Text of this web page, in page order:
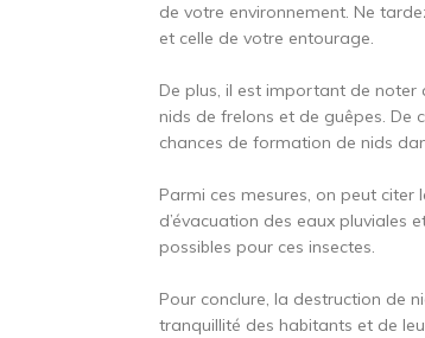
de votre environnement. Ne
et celle de votre entourage.
De plus, il est important de noter
nids de frelons et de guêpes. De
chances de formation de nids
Parmi ces mesures, on peut
d’évacuation des eaux pluviales
possibles pour ces insectes.
Pour conclure, la destruction de
tranquillité des habitants et de